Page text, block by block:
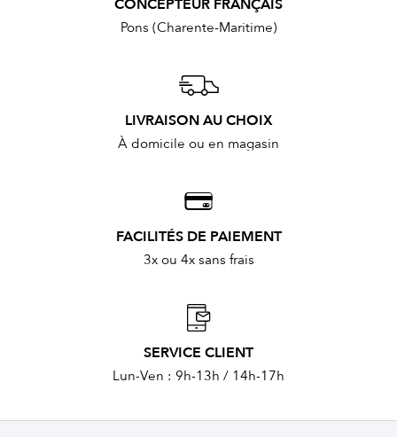
CONCEPTEUR FRANÇAIS
Pons (Charente-Maritime)
LIVRAISON AU CHOIX
À domicile ou en magasin
FACILITÉS DE PAIEMENT
3x ou 4x sans frais
SERVICE CLIENT
Lun-Ven : 9h-13h / 14h-17h